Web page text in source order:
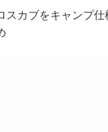
スカブをキャンプ仕